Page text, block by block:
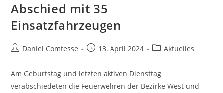
Abschied mit 35
Einsatzfahrzeugen
Beitrags-
Daniel Comtesse
Beitrag13. April 2024
Beitrags-
Aktuelles
Am Geburtstag und letzten aktiven Diensttag
verabschiedeten die Feuerwehren der Bezirke West und